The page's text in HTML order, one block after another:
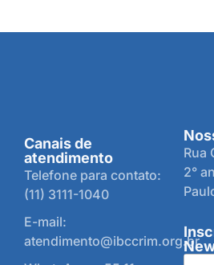
Canais de
atendimento
Telefone para contato:
(11) 3111-1040
E-mail:
atendimento@ibccrim.org.br
Rua
2°